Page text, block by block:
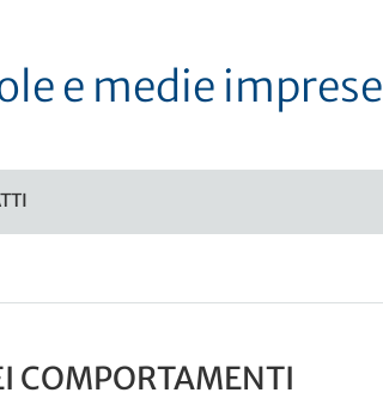
e medie imprese
COMPORTAMENTI